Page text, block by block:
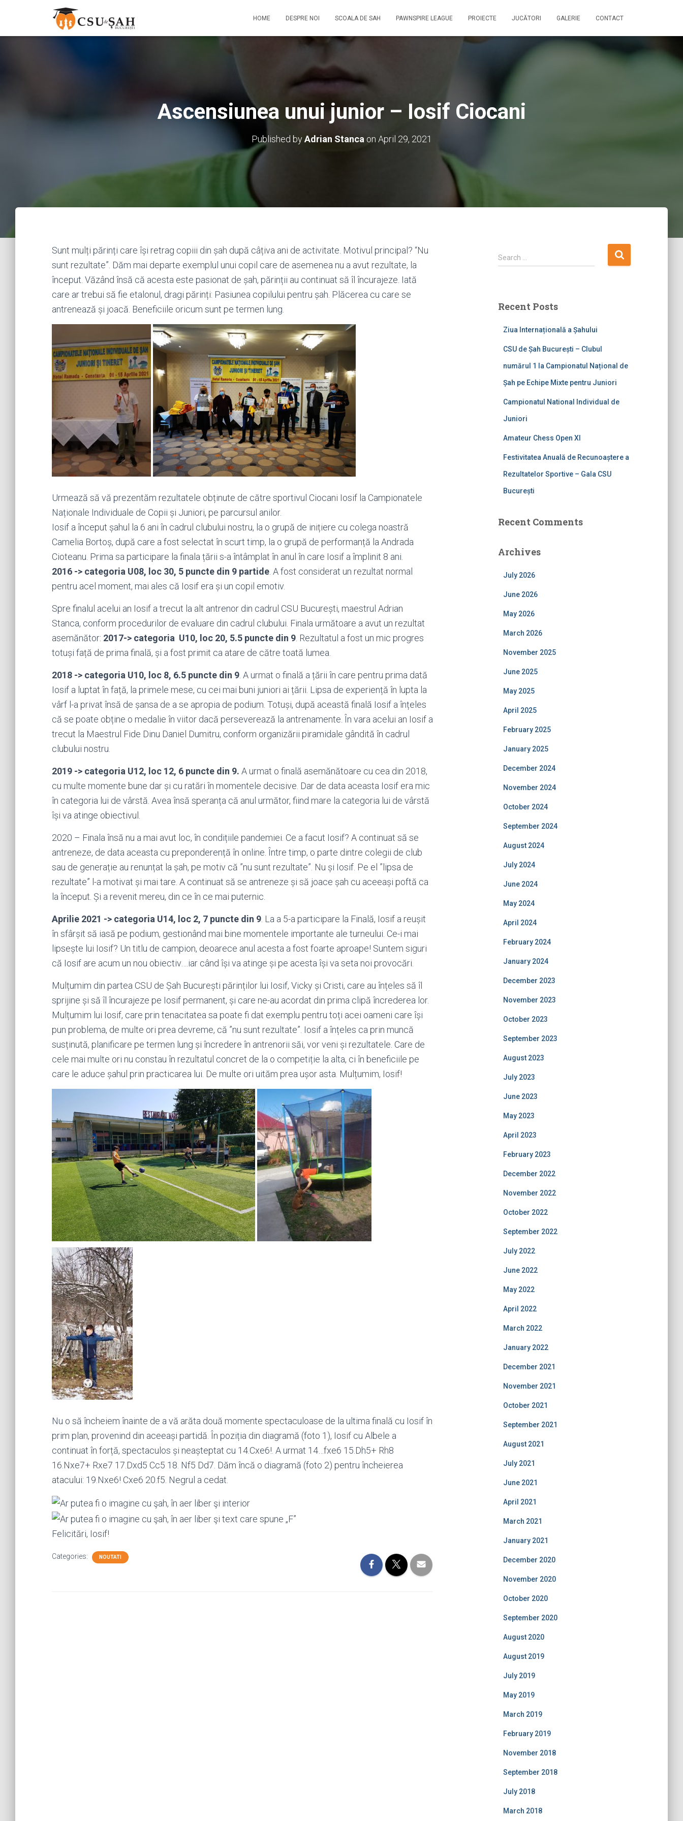
HOME DESPRE NOI SCOALA DE SAH PAWNSPIRE LEAGUE PROIECTE JUCĂTORI GALERIE CONTACT
Ascensiunea unui junior – Iosif Ciocani
Published byAdrian Stanca on April 29, 2021
Sunt mulți părinți care își retrag copiii din șah după câțiva ani de activitate. Motivul principal? “Nu
sunt rezultate”. Dăm mai departe exemplul unui copil care de asemenea nu a avut rezultate, la
început. Văzând însă că acesta este pasionat de șah, părinții au continuat să îl încurajeze. Iată
care ar trebui să fie etalonul, dragi părinți: Pasiunea copilului pentru șah. Plăcerea cu care se
antrenează și joacă. Beneficiile oricum sunt pe termen lung.
Urmează să vă prezentăm rezultatele obținute de către sportivul Ciocani Iosif la Campionatele
Naționale Individuale de Copii și Juniori, pe parcursul anilor.
Iosif a început șahul la 6 ani în cadrul clubului nostru, la o grupă de inițiere cu colega noastră
Camelia Bortoș, după care a fost selectat în scurt timp, la o grupă de performanță la Andrada
Cioteanu. Prima sa participare la finala țării s-a întâmplat în anul în care Iosif a împlinit 8 ani.
2016 -> categoria U08, loc 30, 5 puncte din 9 partide . A fost considerat un rezultat normal
pentru acel moment, mai ales că Iosif era și un copil emotiv.
Spre finalul acelui an Iosif a trecut la alt antrenor din cadrul CSU București, maestrul Adrian
Stanca, conform procedurilor de evaluare din cadrul clubului. Finala următoare a avut un rezultat
asemănător: 2017-> categoria U10, loc 20, 5.5 puncte din 9 . Rezultatul a fost un mic progres
totuși față de prima finală, și a fost primit ca atare de către toată lumea.
2018 -> categoria U10, loc 8, 6.5 puncte din 9 . A urmat o finală a țării în care pentru prima dată
Iosif a luptat în față, la primele mese, cu cei mai buni juniori ai țării. Lipsa de experiență în lupta la
vârf l-a privat însă de șansa de a se apropia de podium. Totuși, după această finală Iosif a înțeles
că se poate obține o medalie în viitor dacă perseverează la antrenamente. În vara acelui an Iosif a
trecut la Maestrul Fide Dinu Daniel Dumitru, conform organizării piramidale gândită în cadrul
clubului nostru.
2019 -> categoria U12, loc 12, 6 puncte din 9. A urmat o finală asemănătoare cu cea din 2018,
cu multe momente bune dar și cu ratări în momentele decisive. Dar de data aceasta Iosif era mic
în categoria lui de vârstă. Avea însă speranța că anul următor, fiind mare la categoria lui de vârstă
își va atinge obiectivul.
2020 – Finala însă nu a mai avut loc, în condițiile pandemiei. Ce a facut Iosif? A continuat să se
antreneze, de data aceasta cu preponderență în online. Între timp, o parte dintre colegii de club
sau de generație au renunțat la șah, pe motiv că ”nu sunt rezultate”. Nu și Iosif. Pe el ”lipsa de
rezultate” l-a motivat și mai tare. A continuat să se antreneze și să joace șah cu aceeași poftă ca
la început. Și a revenit mereu, din ce în ce mai puternic.
Aprilie 2021 -> categoria U14, loc 2, 7 puncte din 9 . La a 5-a participare la Finală, Iosif a reușit
în sfârșit să iasă pe podium, gestionând mai bine momentele importante ale turneului. Ce-i mai
lipsește lui Iosif? Un titlu de campion, deoarece anul acesta a fost foarte aproape! Suntem siguri
că Iosif are acum un nou obiectiv….iar când își va atinge și pe acesta își va seta noi provocări.
Mulțumim din partea CSU de Șah București părinților lui Iosif, Vicky și Cristi, care au înțeles să îl
sprijine și să îl încurajeze pe Iosif permanent, și care ne-au acordat din prima clipă încrederea lor.
Mulțumim lui Iosif, care prin tenacitatea sa poate fi dat exemplu pentru toți acei oameni care își
pun problema, de multe ori prea devreme, că ”nu sunt rezultate”. Iosif a înțeles ca prin muncă
susținută, planificare pe termen lung și încredere în antrenorii săi, vor veni și rezultatele. Care de
cele mai multe ori nu constau în rezultatul concret de la o competiție la alta, ci în beneficiile pe
care le aduce șahul prin practicarea lui. De multe ori uităm prea ușor asta. Mulțumim, Iosif!
Nu o să încheiem înainte de a vă arăta două momente spectaculoase de la ultima finală cu Iosif în
prim plan, provenind din aceeași partidă. În poziția din diagramă (foto 1), Iosif cu Albele a
continuat în forță, spectaculos și neașteptat cu 14.Cxe6!. A urmat 14…fxe6 15.Dh5+ Rh8
16.Nxe7+ Rxe7 17.Dxd5 Cc5 18. Nf5 Dd7. Dăm încă o diagramă (foto 2) pentru încheierea
atacului: 19.Nxe6! Cxe6 20.f5. Negrul a cedat.
Felicitări, Iosif!
Categories: NOUTATI
S
e
h
Search …
Recent Posts
Ziua Internațională a Șahului
CSU de Șah București – Clubul
numărul 1 la Campionatul Național de
Șah pe Echipe Mixte pentru Juniori
Campionatul National Individual de
Juniori
Amateur Chess Open XI
Festivitatea Anuală de Recunoaștere a
Rezultatelor Sportive – Gala CSU
București
Recent Comments
Archives
July 2026
June 2026
May 2026
March 2026
November 2025
June 2025
May 2025
April 2025
February 2025
January 2025
December 2024
November 2024
October 2024
September 2024
August 2024
July 2024
June 2024
May 2024
April 2024
February 2024
January 2024
December 2023
November 2023
October 2023
September 2023
August 2023
July 2023
June 2023
May 2023
April 2023
February 2023
December 2022
November 2022
October 2022
September 2022
July 2022
June 2022
May 2022
April 2022
March 2022
January 2022
December 2021
November 2021
October 2021
September 2021
August 2021
July 2021
June 2021
April 2021
March 2021
January 2021
December 2020
November 2020
October 2020
September 2020
August 2020
August 2019
July 2019
May 2019
March 2019
February 2019
November 2018
September 2018
July 2018
March 2018